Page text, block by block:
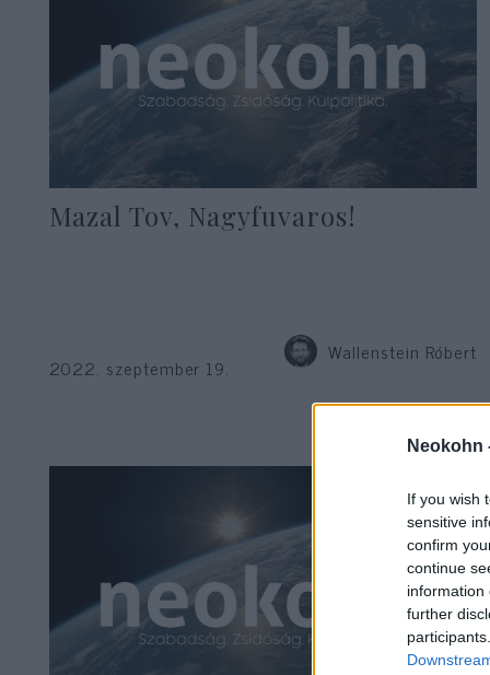
Neokohn
If you wish
sensitive
confirm
continue
information
further
Mazal Tov, Nagyfuvaros!
Wallenstein Róbert
2022. szeptember 19.